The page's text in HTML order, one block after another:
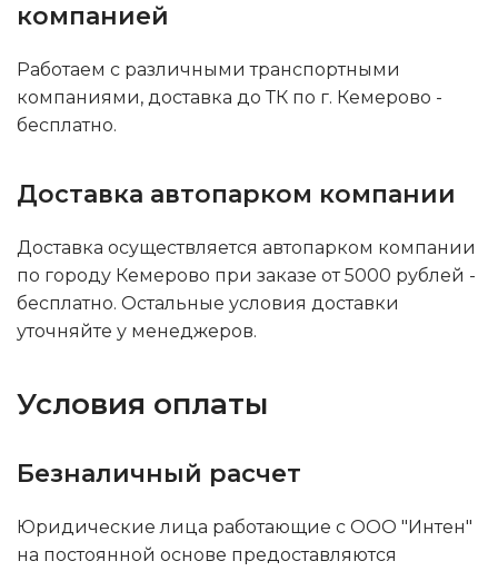
компанией
Работаем с различными транспортными
компаниями, доставка до ТК по г. Кемерово -
бесплатно.
Доставка автопарком компании
Доставка осуществляется автопарком компании
по городу Кемерово при заказе от 5000 рублей -
бесплатно. Остальные условия доставки
уточняйте у менеджеров.
Условия оплаты
Безналичный расчет
Юридические лица работающие с ООО "Интен"
на постоянной основе предоставляются